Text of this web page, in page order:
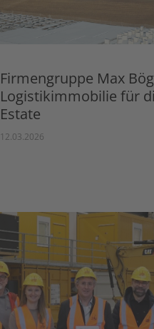
Firmengruppe Max
Logistikimmobilie für
Estate
12.03.2026